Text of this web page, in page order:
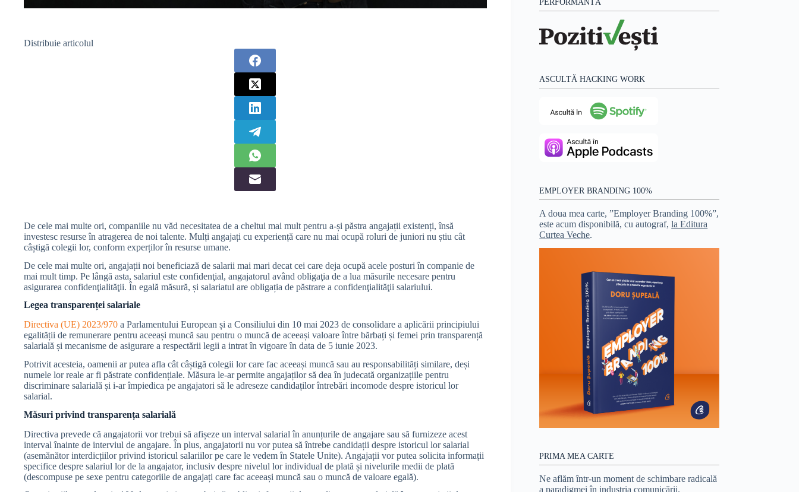
Distribuie articolul
De cele mai multe ori, companiile nu văd necesitatea de a cheltui mai mult pentru a-și păstra angajații existenți, însă
investesc resurse în atragerea de noi talente. Mulți angajați cu experiență care nu mai ocupă roluri de juniori nu știu cât
câștigă colegii lor, conform experților în resurse umane.
De cele mai multe ori, angajații noi beneficiază de salarii mai mari decat cei care deja ocupă acele posturi în companie de
mai mult timp. Pe lângă asta, salariul este confidenţial, angajatorul având obligaţia de a lua măsurile necesare pentru
asigurarea confidenţialităţii. În egală măsură, și salariatul are obligația de păstrare a confidenţialităţii salariului.
Legea transparenței salariale
Directiva (UE) 2023/970 a Parlamentului European și a Consiliului din 10 mai 2023 de consolidare a aplicării principiului
egalității de remunerare pentru aceeași muncă sau pentru o muncă de aceeași valoare între bărbați și femei prin transparență
salarială și mecanisme de asigurare a respectării legii a intrat în vigoare în data de 5 iunie 2023.
Potrivit acesteia, oamenii ar putea afla cât câștigă colegii lor care fac aceeași muncă sau au responsabilități similare, deși
numele lor reale ar fi păstrate confidențiale. Măsura le-ar permite angajaților să dea în judecată organizațiile pentru
discriminare salarială și i-ar împiedica pe angajatori să le adreseze candidaților întrebări incomode despre istoricul lor
salarial.
Măsuri privind transparența salarială
Directiva prevede că angajatorii vor trebui să afișeze un interval salarial în anunțurile de angajare sau să furnizeze acest
interval înainte de interviul de angajare. În plus, angajatorii nu vor putea să întrebe candidații despre istoricul lor salarial
(asemănător interdicțiilor privind istoricul salariilor pe care le vedem în Statele Unite). Angajații vor putea solicita informații
specifice despre salariul lor de la angajator, inclusiv despre nivelul lor individual de plată și nivelurile medii de plată
(descompuse pe sexe pentru categoriile de angajați care fac aceeași muncă sau o muncă de valoare egală).
PERFORMANTĂ
ASCULTĂ HACKING WORK
EMPLOYER BRANDING 100%
A doua mea carte, ”Employer Branding 100%”,
este acum disponibilă, cu autograf,la Editura
Curtea Veche.
PRIMA MEA CARTE
Ne aflăm într-un moment de schimbare radicală
a paradigmei în industria comunicării.